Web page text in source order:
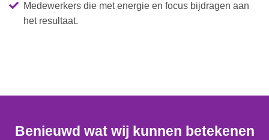
Medewerkers die met energie en focus bijdragen aan
het resultaat.
Benieuwd wat wij kunnen betekenen